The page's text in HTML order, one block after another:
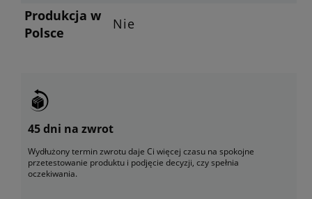
Produkcja w
Polsce
Nie
45 dni na zwrot
Wydłużony termin zwrotu daje Ci więcej czasu na spokojne
przetestowanie produktu i podjęcie decyzji, czy spełnia
oczekiwania.